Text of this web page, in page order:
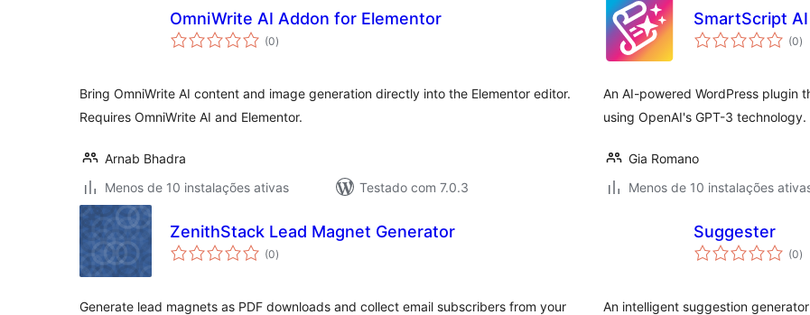
OmniWrite AI Addon for Elementor
(0avaliações
totais
)
Bring OmniWrite AI content and image generation directly into the Elementor editor.
Requires OmniWrite AI and Elementor.
Arnab Bhadra
Menos de 10 instalações ativas
Testado com 7.0.3
SmartScript AI
(0)
An AI-powered WordPress plugin
using OpenAI's GPT-3 technology.
Gia Romano
Menos de 10 instalações
ZenithStack Lead Magnet Generator
(0avaliações
totais
)
Generate lead magnets as PDF downloads and collect email subscribers from your
Suggester
(0)
An intelligent suggestion